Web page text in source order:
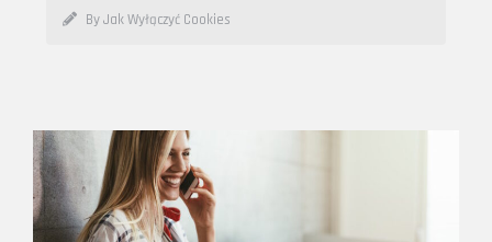
By Jak Wyłączyć Cookies